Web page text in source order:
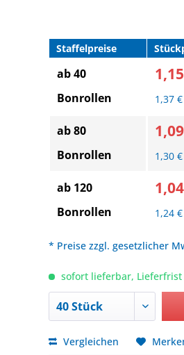
Staffelpreise
ab 40
Bonrollen
1,37
ab 80
Bonrollen
1,30
ab 120
Bonrollen
1,24
* Preise zzgl. gesetzlicher
sofort lieferbar, Lieferfrist
Vergleichen